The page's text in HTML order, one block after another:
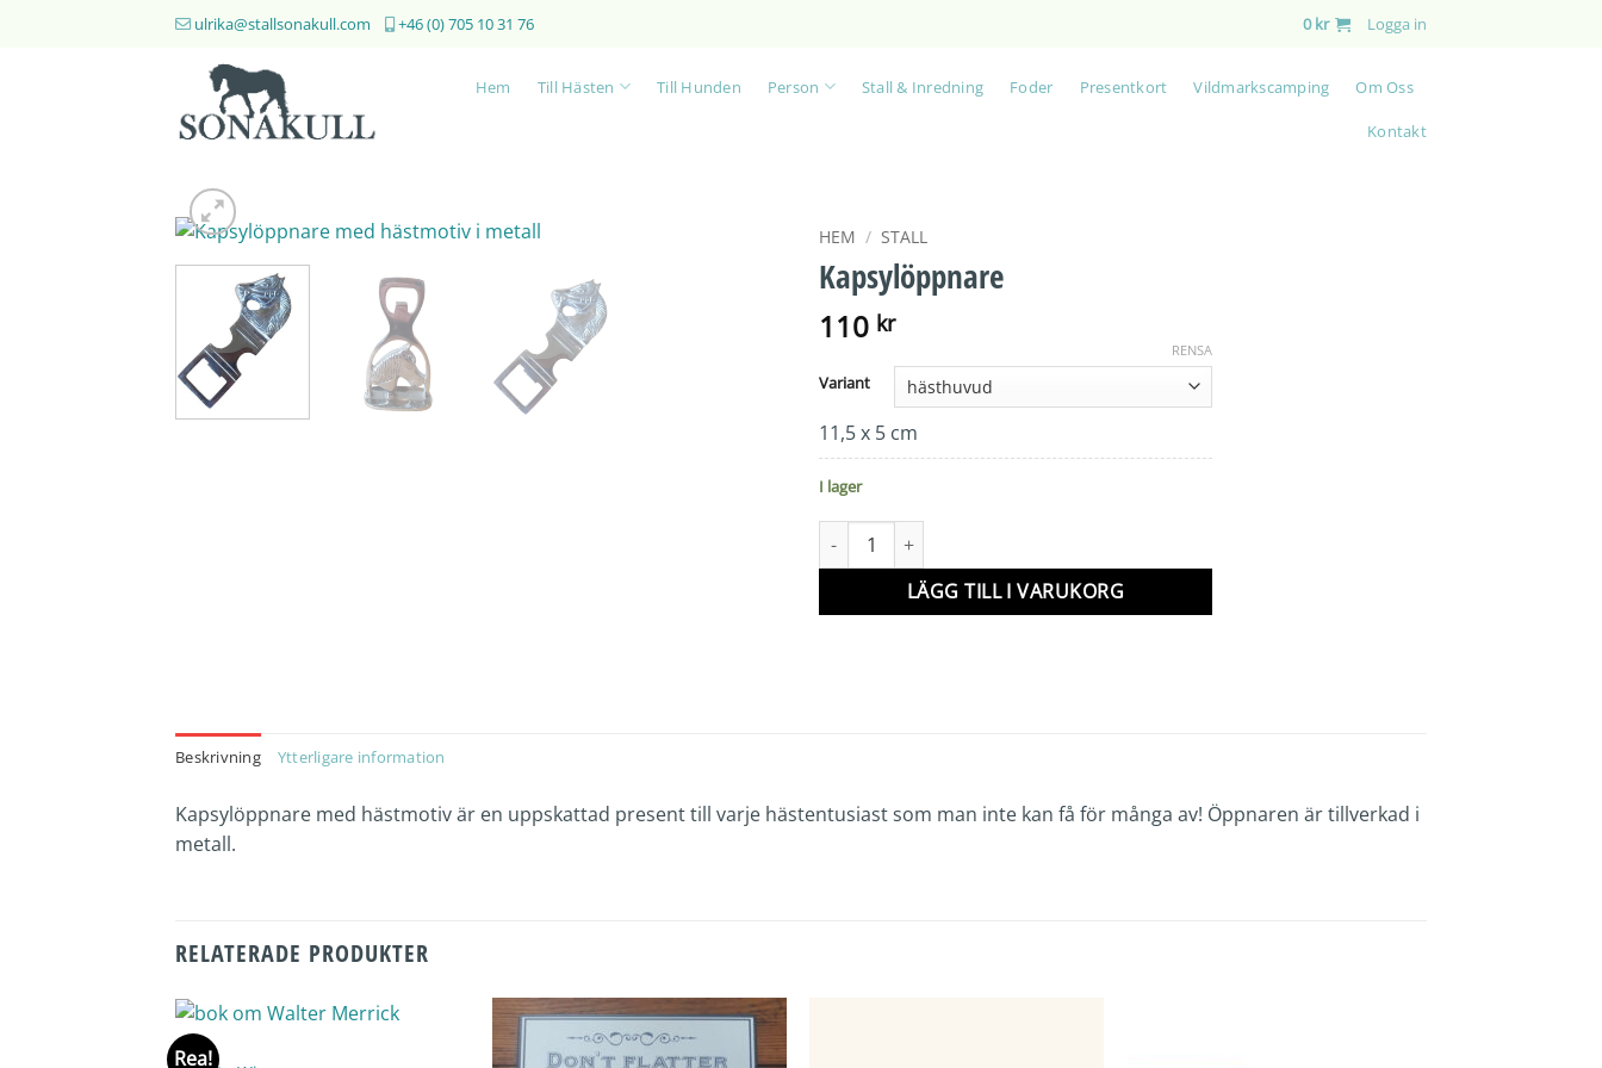
ulrika@stallsonakull.com +46 (0) 705 10 31 76 0kr Logga in
Hem Till Hästen Till Hunden Person Stall & Inredning Foder Presentkort Vildmarkscamping Om Oss
Kontakt
HEM / STALL
Kapsylöppnare
110 kr
Variant
RENSA
11,5 x 5 cm
I lager
Kapsylöppnare mängd
LÄGG TILL I VARUKORG
Beskrivning Ytterligare information
Kapsylöppnare med hästmotiv är en uppskattad present till varje hästentusiast som man inte kan få för många av! Öppnaren är tillverkad i
metall.
RELATERADE PRODUKTER
Rea!
STALL